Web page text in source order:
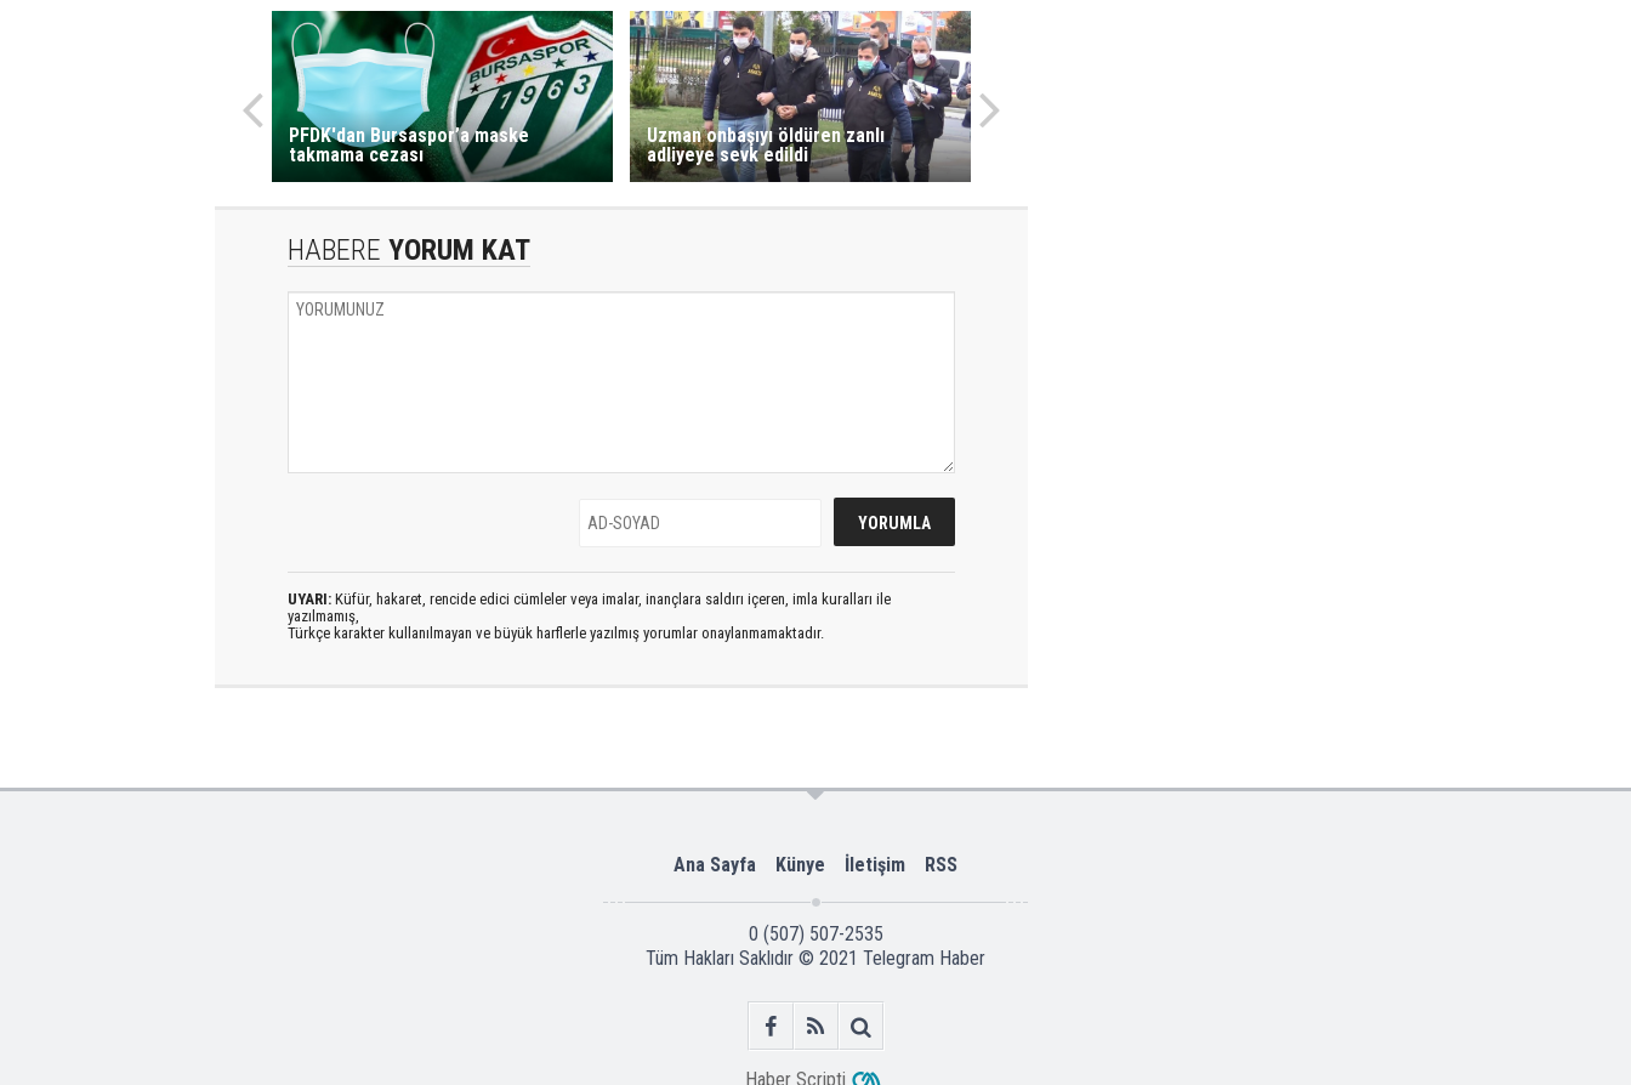
PFDK'dan Bursaspor’a maske
takmama cezası
Uzman onbaşıyı öldüren zanlı
adliyeye sevk edildi
HABERE YORUM KAT
UYARI: Küfür, hakaret, rencide edici cümleler veya imalar, inançlara saldırı içeren, imla kuralları ile
yazılmamış,
Türkçe karakter kullanılmayan ve büyük harflerle yazılmış yorumlar onaylanmamaktadır.
Ana Sayfa Künye İletişim RSS
0 (507) 507-2535
Tüm Hakları Saklıdır © 2021 Telegram Haber
Haber Scripti